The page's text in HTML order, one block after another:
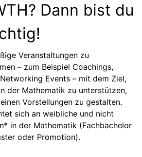
Dann bist du
Veranstaltungen zu
– zum Beispiel Coachings,
Events – mit dem Ziel,
der Mathematik zu unterstützen,
Vorstellungen zu gestalten.
sich an weibliche und nicht
in der Mathematik (Fachbachelor
oder Promotion).